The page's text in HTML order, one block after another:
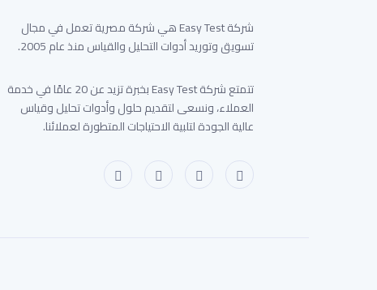
شركة Easy Test هي شركة مصرية تعمل في مجال
تسويق وتوريد أدوات التحليل والقياس منذ عام 2005.
تتمتع شركة Easy Test بخبرة تزيد عن 20 عامًا في خدمة
العملاء، ونسعى لتقديم حلول وأدوات تحليل وقياس
عالية الجودة لتلبية الاحتياجات المتطورة لعملائنا.